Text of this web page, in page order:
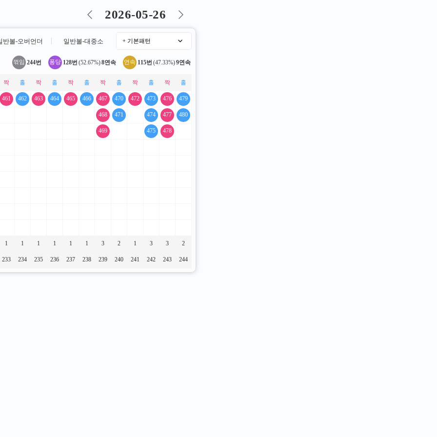
2026-05-26
반볼-오버언더 일반볼-대중소
꺾임 244번 퐁당 128번 (52.67%)8연속 연속 115번 (47.33%)9연속
461
1
233
462
1
234
463
1
235
464
1
236
465
1
237
466
1
238
467
468
469
3
239
470
471
2
240
472
1
241
473
474
475
3
242
476
477
478
3
243
479
480
2
244